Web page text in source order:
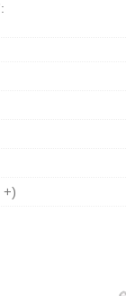
:
+)